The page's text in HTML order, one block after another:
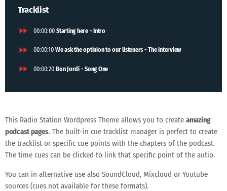
Tracklist
fast_forward 00:00:00 Starting here - Intro
fast_forward 00:00:10 We ask the optinion to our listeners - The interview
fast_forward 00:00:20 Bon Jordi - Song One
This Radio Station Wordpress Theme allows you to create amazing
podcast pages. The built-in cue tracklist manager is perfect to create
the tracklist or specific cue points with the chapters of the podcast.
The time cues can be clicked to link that specific point of the autio.
You can in alternative use also SoundCloud, Mixcloud or Youtube
sources (cues not available for these formats).